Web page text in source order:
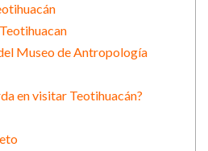
Museo de Antropología
en visitar Teotihuacán?